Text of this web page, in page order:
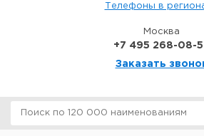
Телефоны в
Москва
+7 495 268-08-
Заказать